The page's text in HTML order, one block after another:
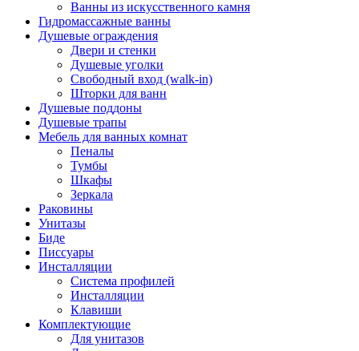
Ванны из искусственного камня
Гидромассажные ванны
Душевые ограждения
Двери и стенки
Душевые уголки
Свободный вход (walk-in)
Шторки для ванн
Душевые поддоны
Душевые трапы
Мебель для ванных комнат
Пеналы
Тумбы
Шкафы
Зеркала
Раковины
Унитазы
Биде
Писсуары
Инсталляции
Система профилей
Инсталляции
Клавиши
Комплектующие
Для унитазов